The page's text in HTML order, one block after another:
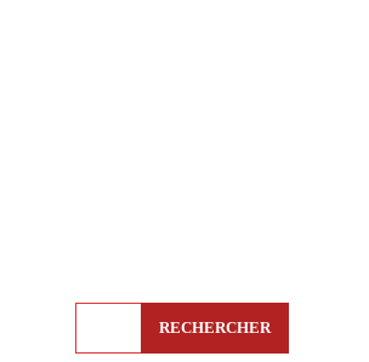
RECHERCHER